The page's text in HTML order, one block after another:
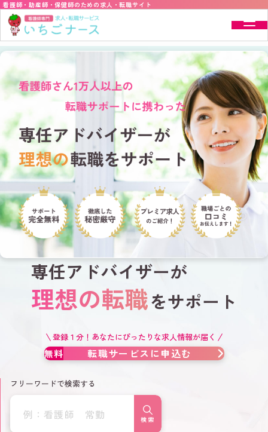
看護師・助産師・保健師のための求人・転職サイト
専任アドバイザーが
専任アドバイザーが
理想の転職をサポート
登録１分！あなたにぴったりな求人情報が届く
無料 転職サービスに申込む
フリーワードで検索する
検索